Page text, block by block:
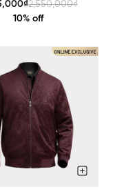
Aristino
AJK602EDP01
2,550,000₫
10% off